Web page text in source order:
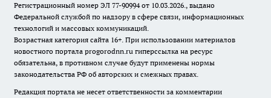
Регистрационный номер ЭЛ 77-90994 от 10.03.2026., выдано
Федеральной службой по надзору в сфере связи, информационных
технологий и массовых коммуникаций.
Возрастная категория сайта 16+. При использовании материалов
новостного портала progorodnn.ru гиперссылка на ресурс
обязательна, в противном случае будут применены нормы
законодательства РФ об авторских и смежных правах.
Редакция портала не несет ответственности за комментарии